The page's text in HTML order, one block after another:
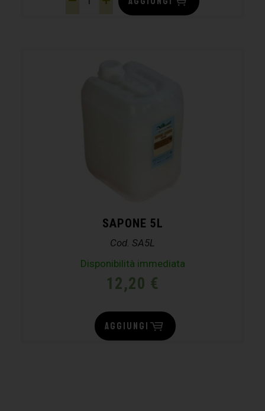
SAPONE 5L
Cod. SA5L
Disponibilità immediata
12,20 €
AGGIUNGI